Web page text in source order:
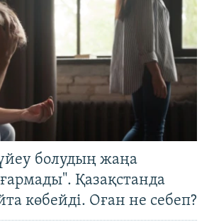
болудың жаңа
Қазақстанда
көбейді. Оған не себеп?